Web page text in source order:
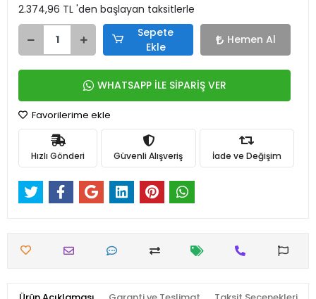
2.374,96 TL 'den başlayan taksitlerle
Sepete
Ekle
Hemen Al
WHATSAPP İLE SİPARİŞ VER
Favorilerime ekle
Hızlı Gönderi Güvenli Alışveriş İade ve Değişim